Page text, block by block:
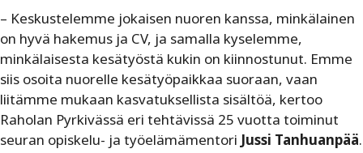
– Keskustelemme jokaisen nuoren kanssa, minkälainen
on hyvä hakemus ja CV, ja samalla kyselemme,
minkälaisesta kesätyöstä kukin on kiinnostunut. Emme
siis osoita nuorelle kesätyöpaikkaa suoraan, vaan
liitämme mukaan kasvatuksellista sisältöä, kertoo
Raholan Pyrkivässä eri tehtävissä 25 vuotta toiminut
seuran opiskelu- ja työelämämentori Jussi Tanhuanpää.